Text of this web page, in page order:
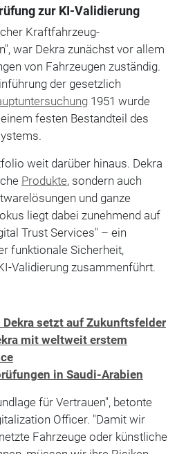
zur KI-Validierung
Kraftfahrzeug-
war Dekra zunächst vor allem
von Fahrzeugen zuständig.
der gesetzlich
1951 wurde
festen Bestandteil des
weit darüber hinaus. Dekra
Produkte, sondern auch
und ganze
liegt dabei zunehmend auf
Trust Services" – ein
funktionale Sicherheit,
Validierung zusammenführt.
setzt auf Zukunftsfelder
mit weltweit erstem
in Saudi-Arabien
für Vertrauen", betonte
Officer. "Damit wir
Fahrzeuge oder künstliche